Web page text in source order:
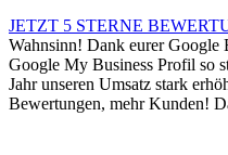
JETZT 5 STERNE
Wahnsinn! Dank eurer Google
Google My Business Profil so
Jahr unseren Umsatz stark
Bewertungen, mehr Kunden!